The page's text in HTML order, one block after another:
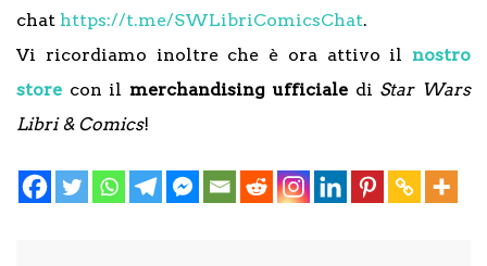
chat https://t.me/SWLibriComicsChat.
Vi ricordiamo inoltre che è ora attivo il nostro
store con il merchandising ufficiale di Star Wars
Libri & Comics!